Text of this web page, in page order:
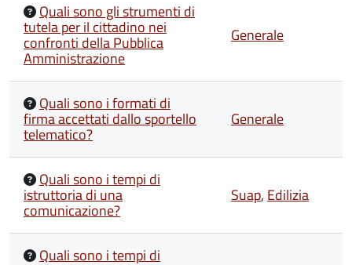
Quali sono gli strumenti di
tutela per il cittadino nei
confronti della Pubblica
Amministrazione
Generale
Quali sono i formati di
firma accettati dallo sportello
telematico?
Generale
Quali sono i tempi di
istruttoria di una
comunicazione?
Suap, Edilizia
Quali sono i tempi di